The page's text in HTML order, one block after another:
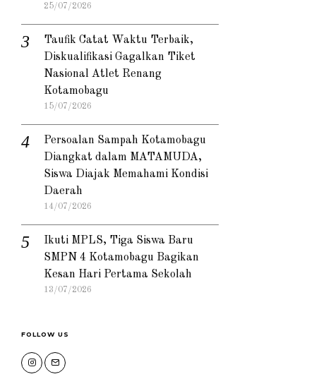
25/07/2026
Taufik Catat Waktu Terbaik,
Diskualifikasi Gagalkan Tiket
Nasional Atlet Renang
Kotamobagu
15/07/2026
Persoalan Sampah Kotamobagu
Diangkat dalam MATAMUDA,
Siswa Diajak Memahami Kondisi
Daerah
14/07/2026
Ikuti MPLS, Tiga Siswa Baru
SMPN 4 Kotamobagu Bagikan
Kesan Hari Pertama Sekolah
13/07/2026
FOLLOW US